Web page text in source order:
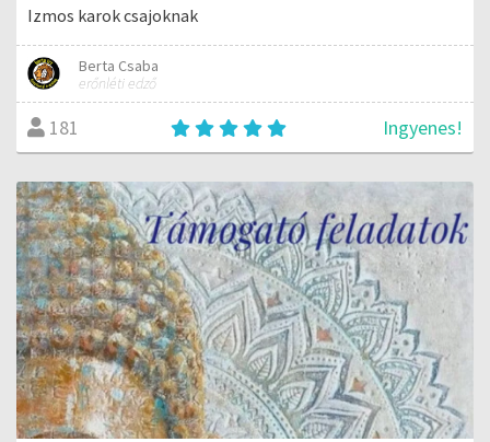
Izmos karok csajoknak
Berta Csaba
erőnléti edző
181 Ingyenes!